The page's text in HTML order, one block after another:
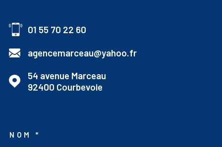
01 55 70 22 60
agencemarceau@yahoo.fr
54 avenue Marceau
92400
Courbevoie
NOM *